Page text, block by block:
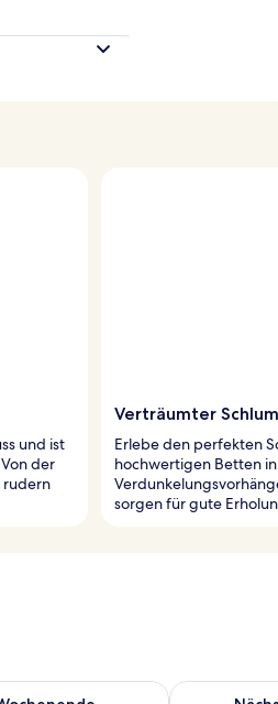
und ist
der
rudern
Verträumter
Erlebe den perfekten
hochwertigen Betten
sorgen für gute
für dieses Überprüfe